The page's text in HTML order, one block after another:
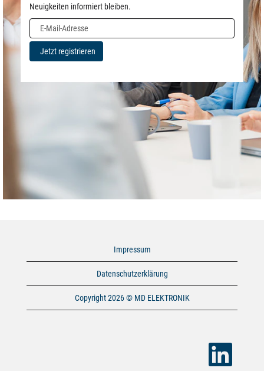
Neuigkeiten informiert bleiben.
Impressum
Datenschutzerklärung
Copyright 2026 © MD ELEKTRONIK
W
d